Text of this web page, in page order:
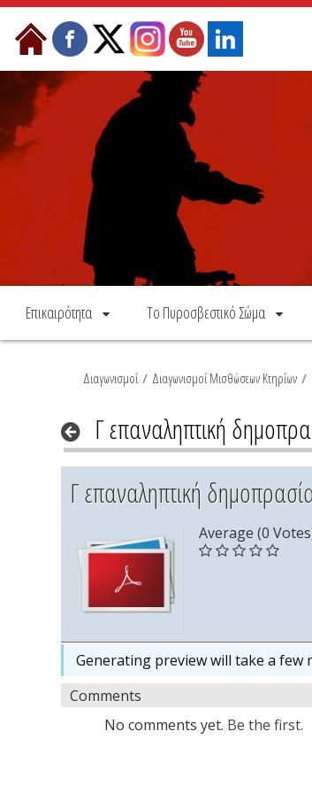
Skip to Content
Επικαιρότητα Το Πυροσβεστικό Σώμα
Διαγωνισμοί / Διαγωνισμοί Μισθώσεων Κτηρίων /
Γ επαναληπτική
Γ επαναληπτική
Average (0
Generating preview will take a few
Comments
No comments yet. Be the first.